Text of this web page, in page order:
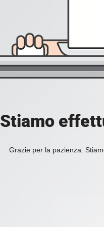
Stiamo
Grazie per la pazienza.